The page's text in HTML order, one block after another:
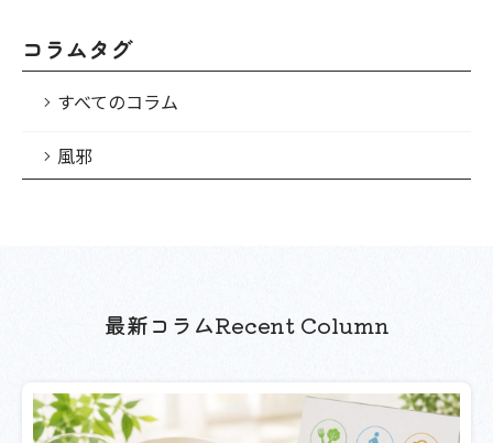
コラムタグ
すべてのコラム
風邪
最新コラムRecent Column